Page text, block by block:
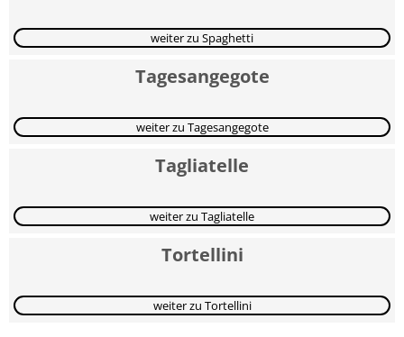
weiter zu Spaghetti
Tagesangegote
weiter zu Tagesangegote
Tagliatelle
weiter zu Tagliatelle
Tortellini
weiter zu Tortellini